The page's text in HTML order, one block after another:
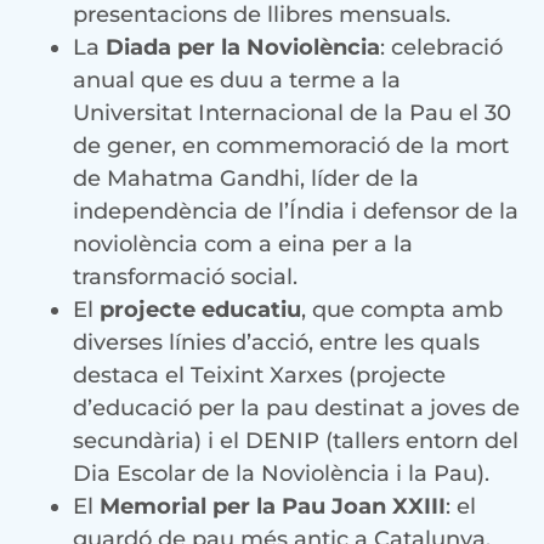
presentacions de llibres mensuals.
La Diada per la Noviolència: celebració
anual que es duu a terme a la
Universitat Internacional de la Pau el 30
de gener, en commemoració de la mort
de Mahatma Gandhi, líder de la
independència de l’Índia i defensor de la
noviolència com a eina per a la
transformació social.
El projecte educatiu, que compta amb
diverses línies d’acció, entre les quals
destaca el Teixint Xarxes (projecte
d’educació per la pau destinat a joves de
secundària) i el DENIP (tallers entorn del
Dia Escolar de la Noviolència i la Pau).
El Memorial per la Pau Joan XXIII: el